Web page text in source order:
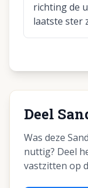
richting de
laatste ster
Deel
Was deze
nuttig? Deel
vastzitten op